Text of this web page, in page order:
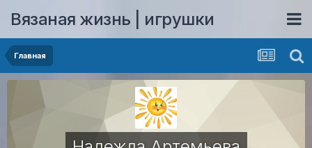
Вязаная жизнь | игрушки
Главная